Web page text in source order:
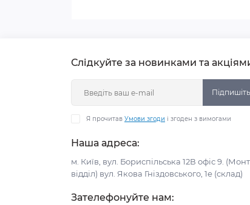
Слідкуйте за новинками та
Я прочитав Умови згоди і згоден з вимогами
Наша адреса:
м. Київ, вул. Бориспільська 12В офіс 9.
відділ) вул. Якова Гніздовського, 1е (склад)
Зателефонуйте нам: